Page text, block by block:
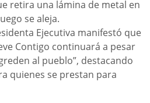
retira una lámina de metal en
se aleja.
Ejecutiva manifestó que
Contigo continuará a pesar
al pueblo”, destacando
quienes se prestan para